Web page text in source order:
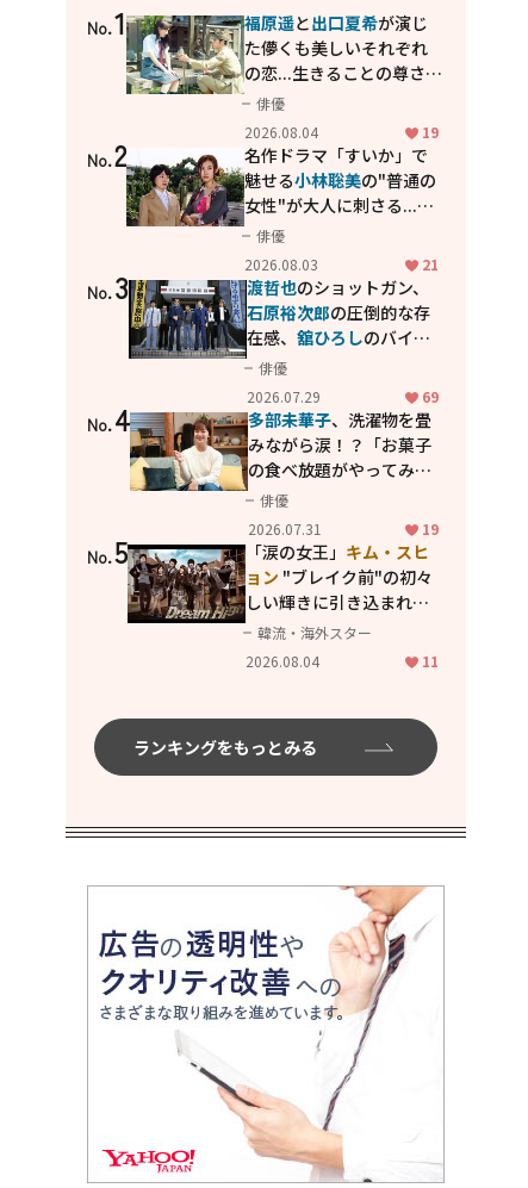
No.1 福原遥と出口夏希が演じ
た儚くも美しいそれぞれ
の恋...生きることの尊さを
教えてくれた映画「あの
花が咲く丘で、君とまた出
会えたら。」
俳優
2026.08.04
19
No.2
名作ドラマ「すいか」で
魅せる小林聡美の"普通の
女性"が大人に刺さる...映
画「かもめ食堂」にも通
じる静かな芝居
俳優
2026.08.03
21
No.3 渡哲也のショットガン、
石原裕次郎の圧倒的な存
在感、舘ひろしのバイク
アクション！"大門軍
団"のカッコよさが詰まっ
た「西部警察 PART-II」
俳優
2026.07.29
69
No.4 多部未華子、洗濯物を畳
みながら涙！？「お菓子
の食べ放題がやってみた
い」ハンディファン4台の
暑さ対策も明かす
俳優
2026.07.31
19
No.5 「涙の女王」 キム・スヒ
ョン "ブレイク前"の初々
しい輝きに引き込まれ
る...2PM テギョン
共演の青春名作「ドリー
韓流・海外スター
2026.08.04
11
ランキングをもっとみる